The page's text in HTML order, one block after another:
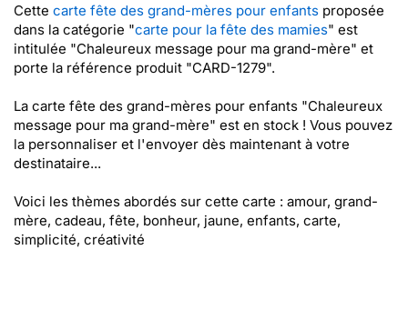
Cette carte fête des grand-mères pour enfants proposée
dans la catégorie "carte pour la fête des mamies" est
intitulée "Chaleureux message pour ma grand-mère" et
porte la référence produit "CARD-1279".
La carte fête des grand-mères pour enfants "Chaleureux
message pour ma grand-mère" est en stock ! Vous pouvez
la personnaliser et l'envoyer dès maintenant à votre
destinataire...
Voici les thèmes abordés sur cette carte : amour, grand-
mère, cadeau, fête, bonheur, jaune, enfants, carte,
simplicité, créativité